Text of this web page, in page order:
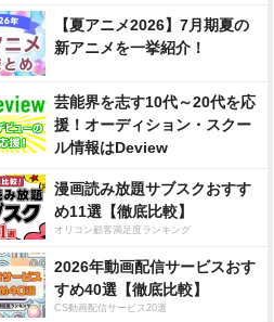
【夏アニメ2026】7月期夏の
新アニメを一挙紹介！
芸能界を志す10代～20代を応
援！オーディション・スクー
ル情報はDeview
漫画読み放題サブスクおすす
め11選【徹底比較】
オリコン顧客満足度ランキング
2026年動画配信サービスおす
すめ40選【徹底比較】
CS動画配信サービス20選